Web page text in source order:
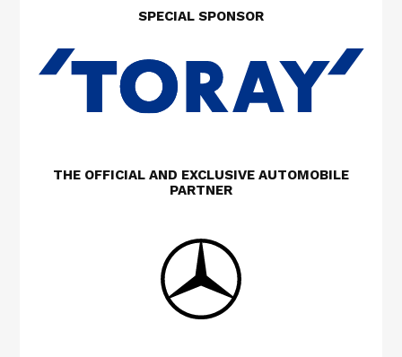
SPECIAL SPONSOR
THE OFFICIAL AND EXCLUSIVE AUTOMOBILE
PARTNER